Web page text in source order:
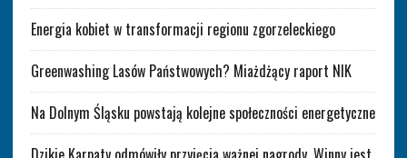
Energia kobiet w transformacji regionu zgorzeleckiego
Greenwashing Lasów Państwowych? Miażdżący raport NIK
Na Dolnym Śląsku powstają kolejne społeczności energetyczne